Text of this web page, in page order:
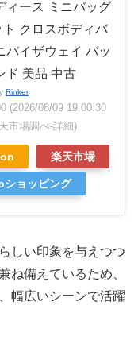
ィース ミニバッグ
ト クロスボディバ
バイザウェイ バッ
ド 美品 中古
Rinker
(2026/08/09 19:00:30
市場調べ-詳細)
楽天市場
ショッピング
しい印象を与えつつ
ね備えているため、
幅広いシーンで活躍